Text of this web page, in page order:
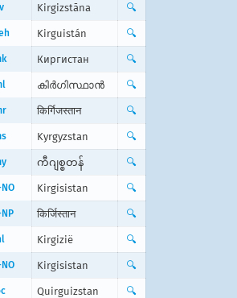
Kirgizstāna 🔍
Kirguistán 🔍
Киргистан 🔍
കിര്‍ഗിസ്ഥാന്‍ 🔍
किर्गिजस्तान 🔍
Kyrgyzstan 🔍
ကီဂျစ္စတန် 🔍
Kirgisistan 🔍
किर्जिस्तान 🔍
Kirgizië 🔍
Kirgisistan 🔍
Quirguizstan 🔍